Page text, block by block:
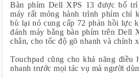
Bàn phím Dell XPS 13 được bố
máy rất mỏng hành trình phím chỉ
bù lại nó cung cấp 72 phản hồi lực
đánh máy bằng bàn phím trên Dell
chắn, cho tốc độ gõ nhanh và chính
Touchpad cũng cho khả năng điều
nhanh trước mọi tác vụ mà người